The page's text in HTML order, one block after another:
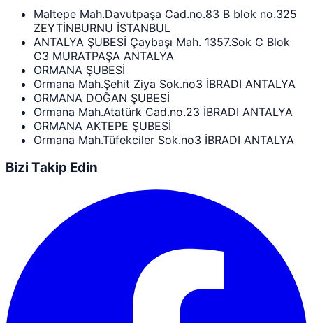
Maltepe Mah.Davutpaşa Cad.no.83 B blok no.325
ZEYTİNBURNU İSTANBUL
ANTALYA ŞUBESİ Çaybaşı Mah. 1357.Sok C Blok
C3 MURATPAŞA ANTALYA
ORMANA ŞUBESİ
Ormana Mah.Şehit Ziya Sok.no3 İBRADI ANTALYA
ORMANA DOĞAN ŞUBESİ
Ormana Mah.Atatürk Cad.no.23 İBRADI ANTALYA
ORMANA AKTEPE ŞUBESİ
Ormana Mah.Tüfekciler Sok.no3 İBRADI ANTALYA
Bizi Takip Edin